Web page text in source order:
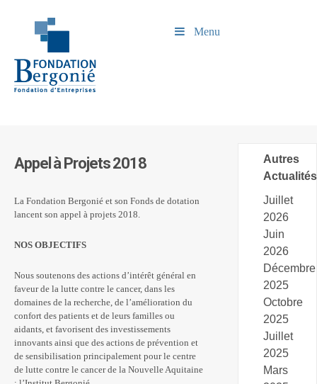
Menu
Appel à Projets 2018
La Fondation Bergonié et son Fonds de dotation
lancent son appel à projets 2018.
NOS OBJECTIFS
Nous soutenons des actions d’intérêt général en
faveur de la lutte contre le cancer, dans les
domaines de la recherche, de l’amélioration du
confort des patients et de leurs familles ou
aidants, et favorisent des investissements
innovants ainsi que des actions de prévention et
de sensibilisation principalement pour le centre
de lutte contre le cancer de la Nouvelle Aquitaine
Autres
Actualités
Juillet
2026
Juin
2026
Décembre
2025
Octobre
2025
Juillet
2025
Mars